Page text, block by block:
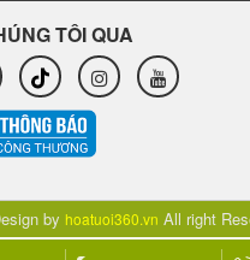
TÔI QUA
by hoatuoi360.vn All right